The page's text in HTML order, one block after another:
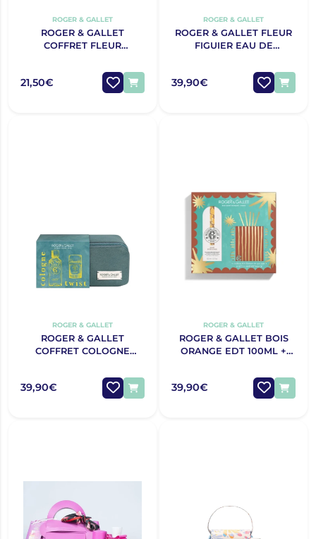
ROGER & GALLET
ROGER & GALLET
COFFRET FLEUR
TOILETTE 30ML + CREME
MÃOS NATAL 2025
21,50€
ROGER & GALLET
ROGER & GALLET FLEUR
FIGUIER EAU DE
DIFUSOR NATAL 2025
39,90€
ROGER & GALLET
ROGER & GALLET
COFFRET COLOGNE
DESODORIZANTE BOLSA
NATAL 2025
39,90€
ROGER & GALLET
ROGER & GALLET BOIS
ORANGE EDT 100ML +
39,90€